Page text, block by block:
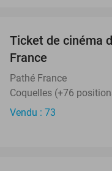
Ticket de cinéma
France
Pathé France
Coquelles (+76
Vendu : 73